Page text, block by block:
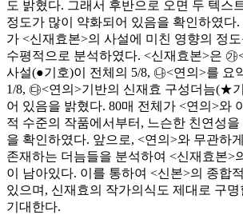
도 밝혔다. 그래서 후반으로 오면 두 텍스
정도가 많이 약화되어 있음을 확인하였다
가 <신재효본>의 사설에 미친 영향의 정
수평적으로 분석하였다. <신재효본>은 ㉮
사설(●기호)이 전체의 5/8, ㉯<연의>를 요
1/8, ㉰<연의>기반의 신재효 구성더늠(★
어 있음을 밝혔다. 80매 전체가 <연의>와
적 수준의 작품에서부터, 느슨한 친연성
을 확인하였다. 앞으로, <연의>와 무관하
존재하는 더늠들을 분석하여 <신재효본>
이 남아있다. 이를 통하여 <신본>의 종합
있으며, 신재효의 작가의식도 제대로 구
기대한다.